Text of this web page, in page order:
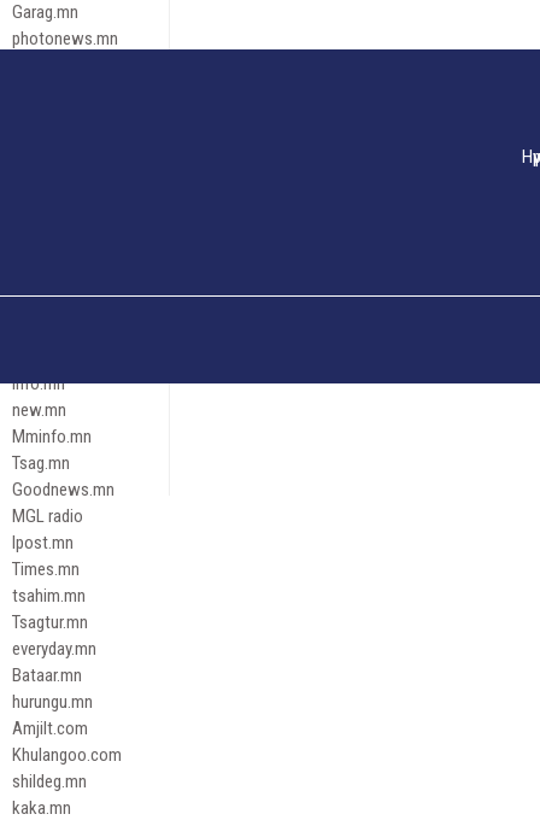
Garag.mn
photonews.mn
Эрх зүй
info.mn
new.mn
Mminfo.mn
Tsag.mn
Goodnews.mn
MGL radio
Ipost.mn
Times.mn
tsahim.mn
Tsagtur.mn
everyday.mn
Bataar.mn
hurungu.mn
Amjilt.com
Khulangoo.com
shildeg.mn
kaka.mn